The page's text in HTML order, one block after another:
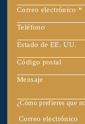
¿Cómo prefieres que